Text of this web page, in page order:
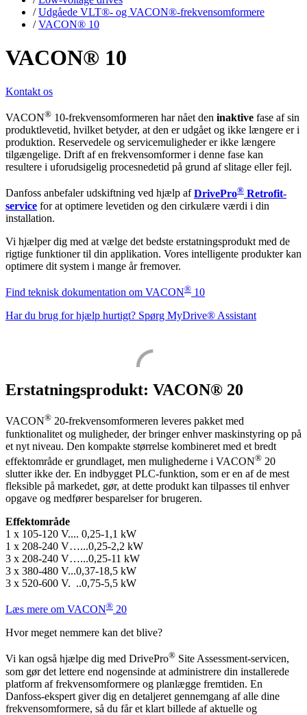
/ Udgåede VLT®- og VACON®-frekvensomformere
/ VACON® 10
VACON® 10
Kontakt os
VACON® 10-frekvensomformeren har nået den inaktive fase af sin
produktlevetid, hvilket betyder, at den er udgået og ikke længere er i
produktion. Reservedele og servicemuligheder er ikke længere
tilgængelige. Drift af en frekvensomformer i denne fase kan
resultere i uforudsigelig procesnedetid på grund af slitage eller fejl.
Danfoss anbefaler udskiftning ved hjælp afDrivePro® Retrofit-
service for at optimere levetiden og den cirkulære værdi i din
installation.
Vi hjælper dig med at vælge det bedste erstatningsprodukt med de
rigtige funktioner til din applikation. Vores intelligente produkter kan
optimere dit system i mange år fremover.
Find teknisk dokumentation om VACON® 10
Har du brug for hjælp hurtigt? Spørg MyDrive® Assistant
Erstatningsprodukt: VACON® 20
VACON® 20-frekvensomformeren leveres pakket med
funktionalitet og muligheder, der bringer enhver maskinstyring op på
et nyt niveau. Den kompakte størrelse kombineret med et bredt
effektområde er grundlaget, men mulighederne i VACON® 20
slutter ikke der. En indbygget PLC-funktion, som er en af de mest
fleksible på markedet, gør, at dette produkt kan tilpasses til enhver
opgave og medfører besparelser for brugeren.
Effektområde
1 x 105-120 V.... 0,25-1,1 kW
1 x 208-240 V…...0,25-2,2 kW
3 x 208-240 V…...0,25-11 kW
3 x 380-480 V...0,37-18,5 kW
3 x 520-600 V. ..0,75-5,5 kW
Læs mere om VACON® 20
Hvor meget nemmere kan det blive?
Vi kan også hjælpe dig med DrivePro® Site Assessment-servicen,
som gør det lettere end nogensinde at administrere din installerede
platform af frekvensomformere og planlægge fremtiden. En
Danfoss-ekspert giver dig en detaljeret gennemgang af alle dine
frekvensomformere, så du får et klart billede af aktuelle og